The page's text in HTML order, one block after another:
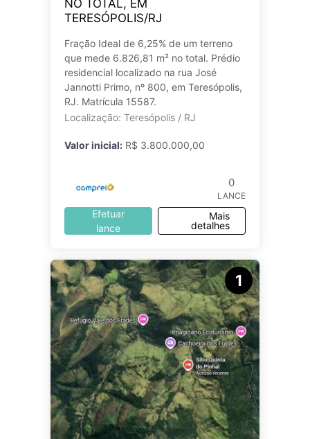
NO TOTAL, EM
TERESÓPOLIS/RJ
Fração Ideal de 6,25% de um terreno
que mede 6.826,81 m² no total. Prédio
residencial localizado na rua José
Jannotti Primo, nº 800, em Teresópolis,
RJ. Matrícula 15587.
Localização: Teresópolis / RJ
Valor inicial: R$ 3.800.000,00
0
LANCE
Efetuar
lance
Mais
detalhes
1